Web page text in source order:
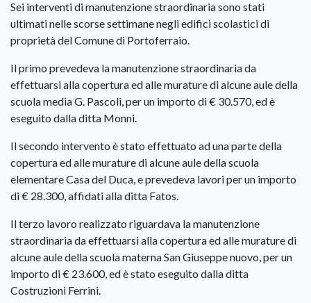
Sei interventi di manutenzione straordinaria sono stati
ultimati nelle scorse settimane negli edifici scolastici di
proprietà del Comune di Portoferraio.
Il primo prevedeva la manutenzione straordinaria da
effettuarsi alla copertura ed alle murature di alcune aule della
scuola media G. Pascoli, per un importo di € 30.570, ed è
eseguito dalla ditta Monni.
Il secondo intervento è stato effettuato ad una parte della
copertura ed alle murature di alcune aule della scuola
elementare Casa del Duca, e prevedeva lavori per un importo
di € 28.300, affidati alla ditta Fatos.
Il terzo lavoro realizzato riguardava la manutenzione
straordinaria da effettuarsi alla copertura ed alle murature di
alcune aule della scuola materna San Giuseppe nuovo, per un
importo di € 23.600, ed è stato eseguito dalla ditta
Costruzioni Ferrini.